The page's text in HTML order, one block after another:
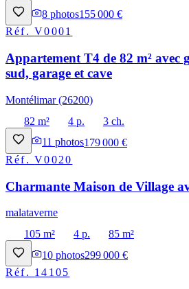
8 photos155 000 €
Réf.V0001
Appartement T4 de 82 m² avec
sud, garage et cave
Montélimar (26200)
82 m²
4 p.
3 ch.
11 photos179 000 €
Réf.V0020
Charmante Maison de Village
malataverne
105 m²
4 p.
85 m²
10 photos299 000 €
Réf. 14105